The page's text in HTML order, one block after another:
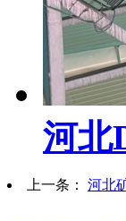
河北
上一条： 河北